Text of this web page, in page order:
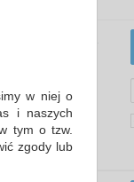
120 KART.,
35,04 PLN
w niej o
i naszych
tym o tzw.
zgody lub